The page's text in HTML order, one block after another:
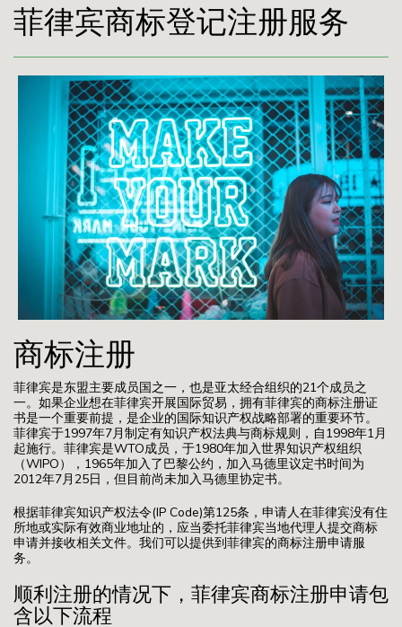
菲律宾商标登记注册服务
商标注册
菲律宾是东盟主要成员国之一，也是亚太经合组织的21个成员之
一。如果企业想在菲律宾开展国际贸易，拥有菲律宾的商标注册证
书是一个重要前提，是企业的国际知识产权战略部署的重要环节。
菲律宾于1997年7月制定有知识产权法典与商标规则，自1998年1月
起施行。菲律宾是WTO成员，于1980年加入世界知识产权组织
（WIPO），1965年加入了巴黎公约，加入马德里议定书时间为
2012年7月25日，但目前尚未加入马德里协定书。
根据菲律宾知识产权法令(IP Code)第125条，申请人在菲律宾没有住
所地或实际有效商业地址的，应当委托菲律宾当地代理人提交商标
申请并接收相关文件。我们可以提供到菲律宾的商标注册申请服
务。
顺利注册的情况下，菲律宾商标注册申请包
含以下流程